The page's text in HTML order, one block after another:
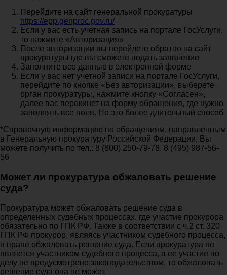
Перейдите на сайт генеральной прокуратуры
https://epp.genproc.gov.ru/
Если у вас есть учетная запись на портале ГосУслуги,
то нажмите «Авторизация»
После авторизации вы перейдете обратно на сайт
прокуратуры где вы сможете подать заявление
Заполните все данные в электронной форме
Если у вас нет учетной записи на портале ГосУслуги,
перейдите по кнопке «Без авторизации», выберете
орган прокуратуры, нажмите кнопку «Согласен»,
далее вас перекинет на форму обращения, где нужно
заполнять все поля. Но это более длительный способ
*Справочную информацию по обращениям, направленным
в Генеральную прокуратуру Российской Федерации, Вы
можете получить по тел.: 8 (800) 250-79-78, 8 (495) 987-56-
56
Может ли прокуратура обжаловать решение
суда?
Прокуратура может обжаловать решение суда в
определенных судебных процессах, где участие прокурора
обязательно по ГПК РФ. Также в соответствии с ч.2 ст. 320
ГПК РФ прокурор, являясь участником судебного процесса,
в праве обжаловать решение суда. Если прокуратура не
является участником судебного процесса, а ее участие по
делу не предусмотрено законодательством, то обжаловать
решение суда она не может.